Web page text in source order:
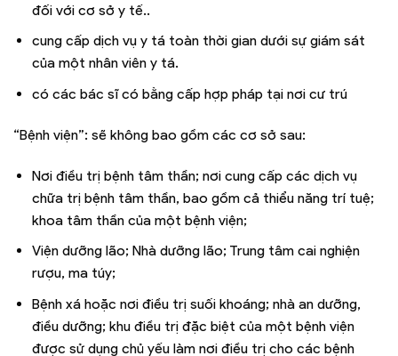
đối với cơ sở y tế..
cung cấp dịch vụ y tá toàn thời gian dưới sự giám sát
của một nhân viên y tá.
có các bác sĩ có bằng cấp hợp pháp tại nơi cư trú
“Bệnh viện”: sẽ không bao gồm các cơ sở sau:
Nơi điều trị bệnh tâm thần; nơi cung cấp các dịch vụ
chữa trị bệnh tâm thần, bao gồm cả thiểu năng trí tuệ;
khoa tâm thần của một bệnh viện;
Viện dưỡng lão; Nhà dưỡng lão; Trung tâm cai nghiện
rượu, ma túy;
Bệnh xá hoặc nơi điều trị suối khoáng; nhà an dưỡng,
điều dưỡng; khu điều trị đặc biệt của một bệnh viện
được sử dụng chủ yếu làm nơi điều trị cho các bệnh